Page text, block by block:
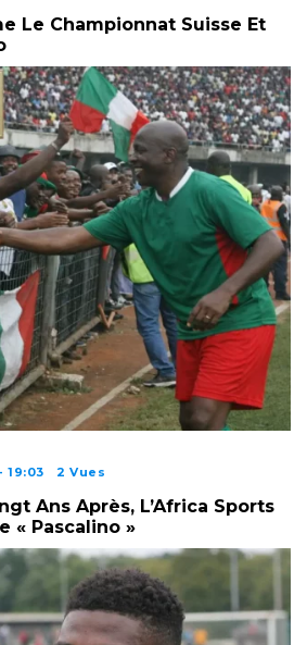
Le Championnat Suisse Et
19:03 2 Vues
Ans Après, L’Africa Sports
« Pascalino »